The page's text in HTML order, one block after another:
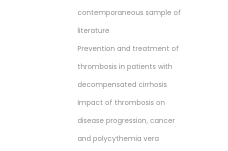
contemporaneous sample of
literature
Prevention and treatment of
thrombosis in patients with
decompensated cirrhosis
Impact of thrombosis on
disease progression, cancer
and polycythemia vera